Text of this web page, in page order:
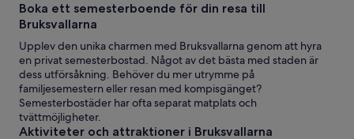
Boka ett semesterboende för din resa till
Bruksvallarna
Upplev den unika charmen med Bruksvallarna genom att hyra
en privat semesterbostad. Något av det bästa med staden är
dess utförsåkning. Behöver du mer utrymme på
familjesemestern eller resan med kompisgänget?
Semesterbostäder har ofta separat matplats och
tvättmöjligheter.
Aktiviteter och attraktioner i Bruksvallarna